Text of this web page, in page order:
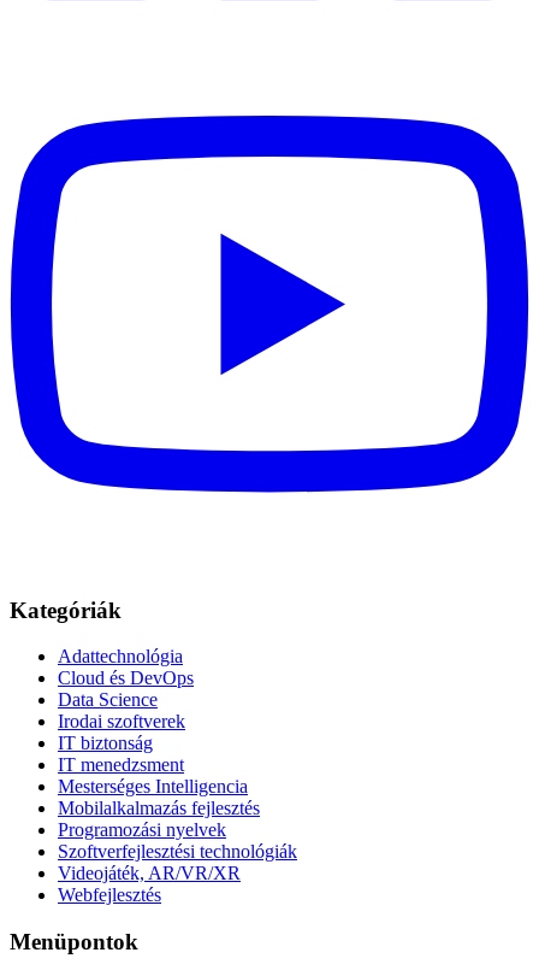
Kategóriák
Adattechnológia
Cloud és DevOps
Data Science
Irodai szoftverek
IT biztonság
IT menedzsment
Mesterséges Intelligencia
Mobilalkalmazás fejlesztés
Programozási nyelvek
Szoftverfejlesztési technológiák
Videojáték, AR/VR/XR
Webfejlesztés
Menüpontok